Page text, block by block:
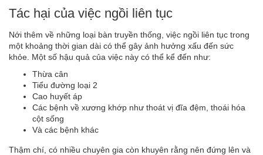
Tác hại của việc ngồi liên tục
Nới thêm về những loại bàn truyền thống, việc ngồi liên tục trong
một khoảng thời gian dài có thể gây ảnh hưởng xấu đến sức
khỏe. Một số hậu quả của việc này có thể kể đến như:
Thừa cân
Tiểu đường loại 2
Cao huyết áp
Các bệnh về xương khớp như thoát vị đĩa đệm, thoái hóa
cột sống
Và các bệnh khác
Thậm chí, có nhiều chuyên gia còn khuyên rằng nên đứng lên và